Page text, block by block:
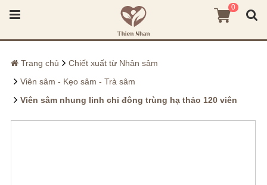
0
Trang chủ
Chiết xuất từ Nhân sâm
Viên sâm - Kẹo sâm - Trà sâm
Viên sâm nhung linh chi đông trùng hạ thảo 120 viên